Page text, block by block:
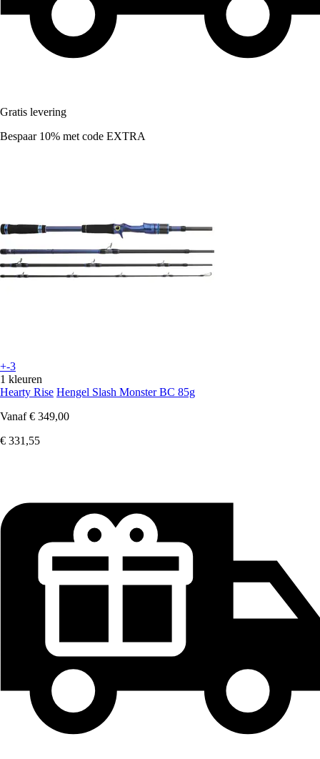
Gratis levering
Bespaar 10% met code EXTRA
+-3
1 kleuren
Hearty Rise Hengel Slash Monster BC 85g
Vanaf € 349,00
€ 331,55